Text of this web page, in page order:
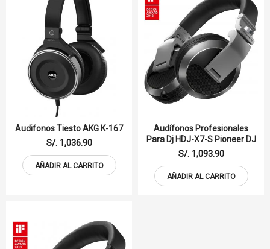
Audifonos Tiesto AKG K-167
S/. 1,036.90
AÑADIR AL CARRITO
Audífonos Profesionales
Para Dj HDJ-X7-S Pioneer DJ
S/. 1,093.90
AÑADIR AL CARRITO